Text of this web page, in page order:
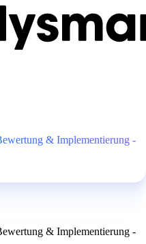
& Implementierung -
& Implementierung -